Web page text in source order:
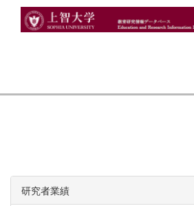
研究者業績